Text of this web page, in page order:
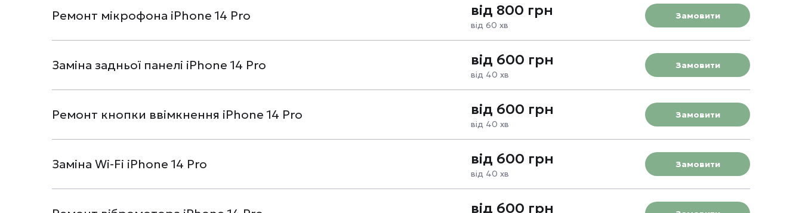
Ремонт мікрофона iPhone 14 Pro від 800 грн
від 60 хв
Замовити
Заміна задньої панелі iPhone 14 Pro від 600 грн
від 40 хв
Замовити
Ремонт кнопки ввімкнення iPhone 14 Pro від 600 грн
від 40 хв
Замовити
Заміна Wi-Fi iPhone 14 Pro від 600 грн
від 40 хв
Замовити
від 600 грн